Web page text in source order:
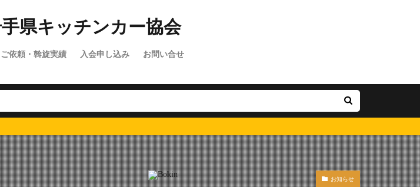
ご依頼・斡旋実績 入会申し込み お問い合せ
お知らせ